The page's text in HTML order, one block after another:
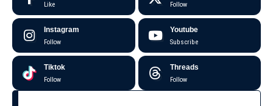
Like Follow
Instagram
Follow
Youtube
Subscribe
Tiktok
Follow
Threads
Follow